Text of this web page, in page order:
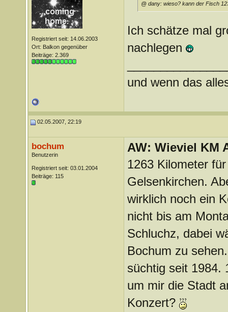
Registriert seit: 14.06.2003
Ort: Balkon gegenüber
Beiträge: 2.369
@ dany: wieso? kann der Fisch
Ich schätze mal
nachlegen
und wenn das
02.05.2007, 22:19
bochum
Benutzerin
Registriert seit: 03.01.2004
Beiträge: 115
AW: Wieviel KM
1263 Kilometer
Gelsenkirchen.
wirklich noch ein
nicht bis am
Schluchz, dabei
Bochum zu
süchtig seit 1984.
um mir die Stadt
Konzert?